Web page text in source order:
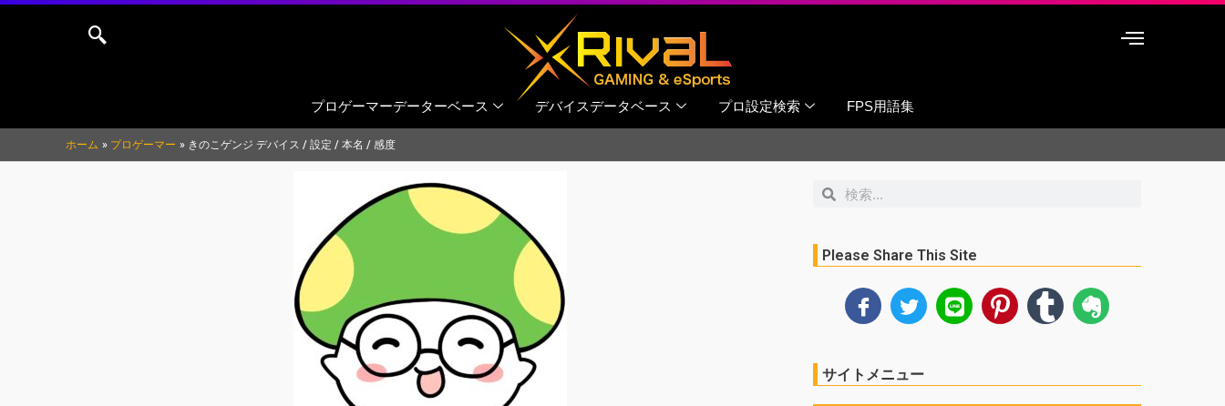
プロゲーマーデーターベース デバイスデータベース プロ設定検索 FPS用語集
ホーム プロゲーマー きのこゲンジ デバイス / 設定 / 本名 / 感度
検
検
Please Share This Site
サイトメニュー